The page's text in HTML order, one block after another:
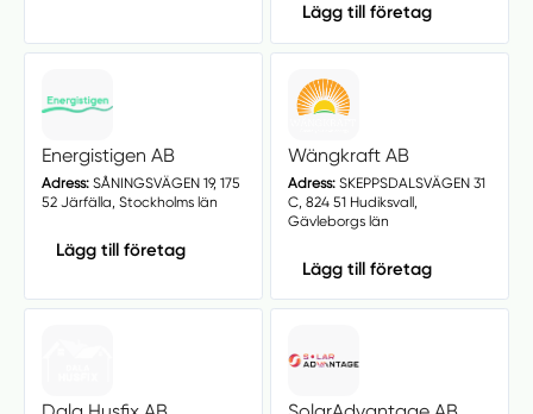
Lägg till företag
Energistigen AB
Adress:SÅNINGSVÄGEN 19, 175
52 Järfälla, Stockholms län
Lägg till företag
Wängkraft AB
Adress:SKEPPSDALSVÄGEN 31
C, 824 51 Hudiksvall,
Gävleborgs län
Lägg till företag